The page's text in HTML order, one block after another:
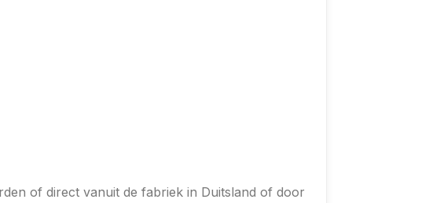
of direct vanuit de fabriek in Duitsland of door